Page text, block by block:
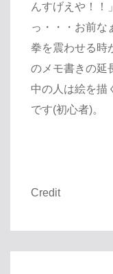
んすげえや！！
っ・・・お前な
拳を震わせる時
のメモ書きの延
中の人は絵を描
です(初心者)。
Credit